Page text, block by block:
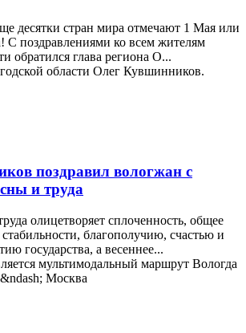
десятки стран мира отмечают 1 Мая или
С поздравлениями ко всем жителям
обратился глава региона О...
поздравил вологжан с
и труда
олицетворяет сплоченность, общее
благополучию, счастью и
государства, а весеннее...